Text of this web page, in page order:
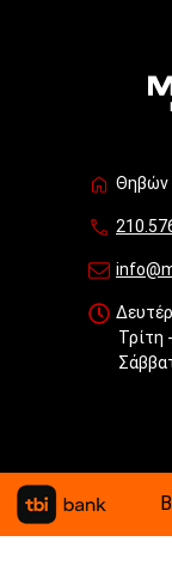
Θηβών
Τρίτη